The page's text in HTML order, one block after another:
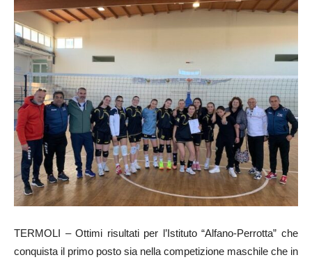
TERMOLI – Ottimi risultati per l’Istituto “Alfano-Perrotta” che
conquista il primo posto sia nella competizione maschile che in